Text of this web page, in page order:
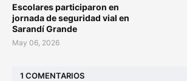
Escolares participaron en
jornada de seguridad vial en
Sarandí Grande
May 06, 2026
1 COMENTARIOS